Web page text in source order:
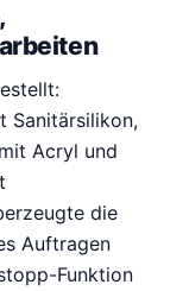
Sanitärsilikon,
Acryl und
die
Auftragen
Funktion